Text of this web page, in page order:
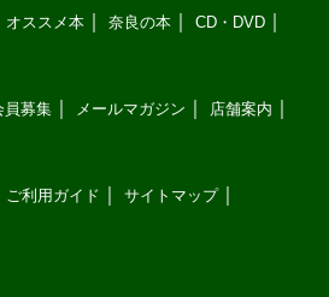
オススメ本 奈良の本 CD・DVD
員募集 メールマガジン 店舗案内
ご利用ガイド サイトマップ